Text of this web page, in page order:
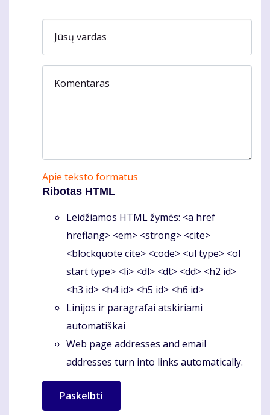
Jūsų vardas
Komentaras
Apie teksto formatus
Ribotas HTML
Leidžiamos HTML žymės: <a href
hreflang> <em> <strong> <cite>
<blockquote cite> <code> <ul type> <ol
start type> <li> <dl> <dt> <dd> <h2 id>
<h3 id> <h4 id> <h5 id> <h6 id>
Linijos ir paragrafai atskiriami
automatiškai
Web page addresses and email
addresses turn into links automatically.